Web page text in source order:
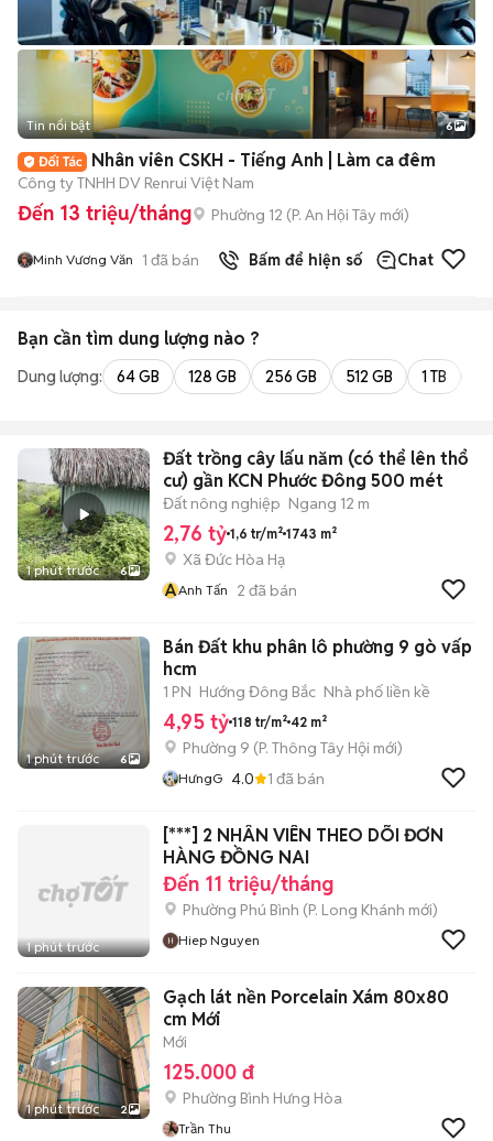
+2
Tin nổi bật 6
Nhân viên CSKH - Tiếng Anh | Làm ca đêm
Công ty TNHH DV Renrui Việt Nam
Đến 13 triệu/tháng Phường 12 (P. An Hội Tây mới)
Minh Vương Văn 1 đã bán Bấm để hiện số Chat
Bạn cần tìm dung lượng nào ?
Dung lượng: 64 GB 128 GB 256 GB 512 GB 1 TB
1 phút trước 6
Đất trồng cây lấu năm (có thể lên thổ
cư) gần KCN Phước Đông 500 mét
Đất nông nghiệp Ngang 12 m
2,76 tỷ 1,6 tr/m² 1743 m²
Xã Đức Hòa Hạ
AAnh Tấn 2 đã bán
1 phút trước 6
Bán Đất khu phân lô phường 9 gò vấp
hcm
1 PN Hướng Đông Bắc Nhà phố liền kề
4,95 tỷ 118 tr/m² 42 m²
Phường 9 (P. Thông Tây Hội mới)
HưngG 4.0 1 đã bán
1 phút trước
[***] 2 NHÂN VIÊN THEO DÕI ĐƠN
HÀNG ĐỒNG NAI
Đến 11 triệu/tháng
Phường Phú Bình (P. Long Khánh mới)
Hiep Nguyen
1 phút trước 2
Gạch lát nền Porcelain Xám 80x80
cm Mới
Mới
125.000 đ
Phường Bình Hưng Hòa
Trần Thu